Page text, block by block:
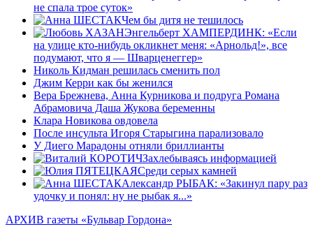
не спала трое суток»
Чем бы дитя не тешилось
Энгельберт ХАМПЕРДИНК: «Если
на улице кто-нибудь окликнет меня: «Арнольд!», все
подумают, что я — Шварценеггер»
Николь Кидман решилась сменить пол
Джим Керри как бы женился
Вера Брежнева, Анна Курникова и подруга Романа
Абрамовича Даша Жукова беременны
Клара Новикова овдовела
После инсульта Игоря Старыгина парализовало
У Диего Марадоны отняли бриллианты
Захлебываясь информацией
Среди серых камней
Александр РЫБАК: «Закинул пару раз
удочку и понял: ну не рыбак я...»
АРХИВ газеты «Бульвар Гордона»